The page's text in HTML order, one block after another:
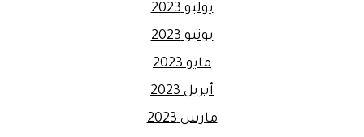
يوليو 2023
يونيو 2023
مايو 2023
أبريل 2023
مارس 2023